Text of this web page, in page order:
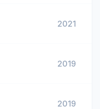
2021
2019
2019